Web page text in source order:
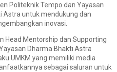
Politeknik Tempo dan Yayasan
Astra untuk mendukung dan
inovasi.
Head Mentorship dan Supporting
Dharma Bhakti Astra
UMKM yang memiliki media
sebagai saluran untuk